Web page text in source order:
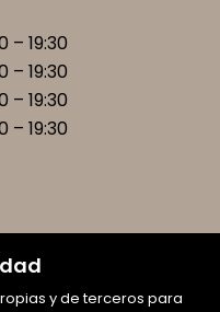
y de terceros para
– 19:30
– 19:30
– 19:30
– 19:30